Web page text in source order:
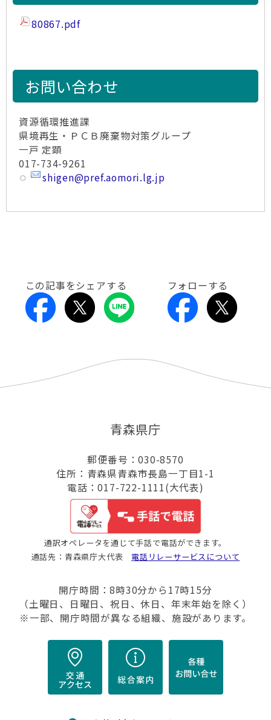
80867.pdf
お問い合わせ
資源循環推進課
県境再生・ＰＣＢ廃棄物対策グループ
一戸 定顕
017-734-9261
shigen@pref.aomori.lg.jp
この記事をシェアする フォローする
青森県庁
郵便番号：030-8570
住所：青森県青森市長島一丁目1-1
電話：017-722-1111(大代表)
通訳オペレータを通じて手話で電話ができます。
通話先：青森県庁大代表 電話リレーサービスについて
開庁時間：8時30分から17時15分
（土曜日、日曜日、祝日、休日、年末年始を除く）
※一部、開庁時間が異なる組織、施設があります。